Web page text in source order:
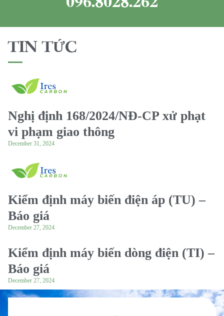
TIN TỨC
Nghị định 168/2024/NĐ-CP xử phạt
vi phạm giao thông
December 31, 2024
Kiểm định máy biến điện áp (TU) –
Báo giá
December 27, 2024
Kiểm định máy biến dòng điện (TI) –
Báo giá
December 27, 2024